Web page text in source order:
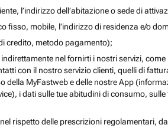
l’indirizzo dell’abitazione o sede di
fisso, mobile, l’indirizzo di residenza e/o
credito, metodo pagamento);
nel fornirti i nostri servizi,
con il nostro servizio clienti, quelli di
della MyFastweb e delle nostre App
i dati sulle tue abitudini di consumo,
rispetto delle prescrizioni regolamentari,